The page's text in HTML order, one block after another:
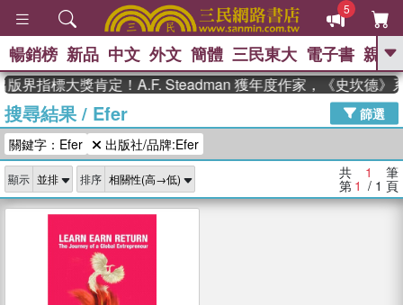
5
GO
高希均教授回憶錄
、 The Odyssey 、 父親節 、 如果歷
史是一群喵
獎 臺灣漫遊錄 、 方念華 、 台灣的李
登輝時代
數學女孩：黎曼猜想 、
偉大的迷走神經
暢銷榜 新品 中文 外文 簡體 三民東大 電子書 親子
界指標大獎肯定！A.F. Steadman 獲年度作家，《史坎德》
搜尋結果/ Efer
篩選
關鍵字：Efer
出版社/品牌:Efer
顯示 排序 共 1 筆
第 1 / 1 頁